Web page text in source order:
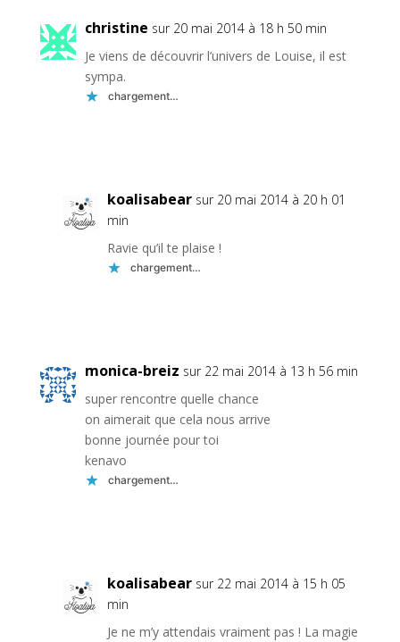
christine sur 20 mai 2014 à 18 h 50 min
Je viens de découvrir l’univers de Louise, il est
sympa.
chargement…
koalisabear sur 20 mai 2014 à 20 h 01
min
Ravie qu’il te plaise !
chargement…
monica-breiz sur 22 mai 2014 à 13 h 56 min
super rencontre quelle chance
on aimerait que cela nous arrive
bonne journée pour toi
kenavo
chargement…
koalisabear sur 22 mai 2014 à 15 h 05
min
Je ne m’y attendais vraiment pas ! La magie